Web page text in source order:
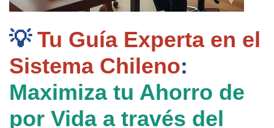
💡 Tu Guía Experta en el
Sistema Chileno
Maximiza tu Ahorro de
por Vida a través del